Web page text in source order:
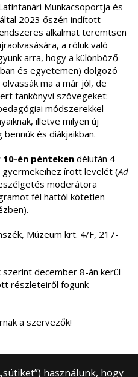
Munkacsoportja és
2023 őszén indított
alkalmat teremtsen
a róluk való
arra, hogy a különböző
és egyetemen) dolgozó
ma a már jól, de
tankönyvi szövegeket:
módszerekkel
illetve milyen új
és diákjaikban.
10-én pénteken délután 4
írott levelét (Ad
moderátora
fél hattól kötetlen
Múzeum krt. 4/F, 217-
szerint december 8-án kerül
részleteiről fogunk
a szervezők!
használunk, hogy